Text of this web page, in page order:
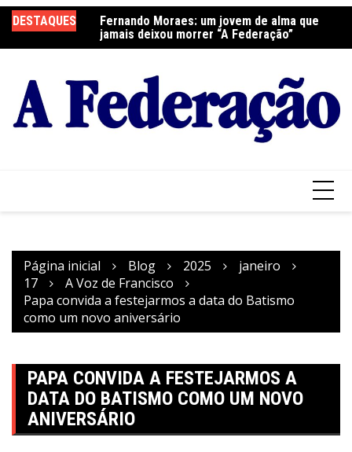
para
o
DESTAQUES
Fernando Moraes: um jovem de alma que
jamais deixou morrer “A Federação”
Curso Oração e Vida na Paróquia São José
Página inicial Blog 2025
janeiro
17
A Voz de Francisco
Papa convida a festejarmos a data do Batismo
como um novo aniversário
PAPA CONVIDA A FESTEJARMOS A
DATA DO BATISMO COMO UM NOVO
ANIVERSÁRIO